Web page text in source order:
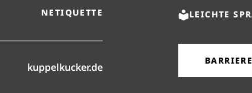
NETIQUETTE
Reiter)kuppelkucker.de(öffnet in neuem Reiter)
LEICHTE